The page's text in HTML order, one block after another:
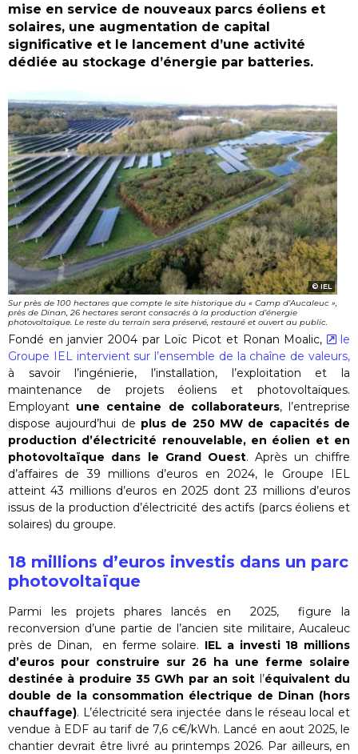
mise en service de nouveaux parcs éoliens et
solaires, une augmentation de capital
significative et le lancement d’une activité
dédiée au stockage d’énergie par batteries.
IEL
Sur près de 100 hectares que compte le site historique du « Camp d’Aucaleuc »,
près de Dinan, 26 hectares seront consacrés à la production d’énergie
photovoltaïque. Le reste du terrain sera préservé, restauré et ouvert au public.
Fondé en janvier 2004 par Loïc Picot et Ronan Moalic,
le
Groupe IEL intervient sur l’ensemble de la chaîne de valeurs,
à savoir l’ingénierie, l’installation, l’exploitation et la
maintenance de projets éoliens et photovoltaïques.
Employant une centaine de collaborateurs, l’entreprise
dispose aujourd’hui de plus de 250 MW de capacités de
production d’électricité renouvelable, en éolien et en
photovoltaïque dans le Grand Ouest. Après un chiffre
d’affaires de 39 millions d’euros en 2024, le Groupe IEL
atteint 43 millions d’euros en 2025 dont 23 millions d’euros
issus de la production d’électricité des actifs (parcs éoliens et
solaires) du groupe.
18 millions d’euros investis dans un parc
photovoltaïque
Parmi les projets phares lancés en 2025, figure la
reconversion d’une partie de l’ancien site militaire, Aucaleuc
près de Dinan, en ferme solaire. IEL a investi 18 millions
d’euros pour construire sur 26 ha une ferme solaire
destinée à produire 35 GWh par an soit l’équivalent du
double de la consommation électrique de Dinan (hors
chauffage). L’électricité sera injectée dans le réseau local et
vendue à EDF au tarif de 7,6 c€/kWh. Lancé en aout 2025, le
chantier devrait être livré au printemps 2026. Par ailleurs, en